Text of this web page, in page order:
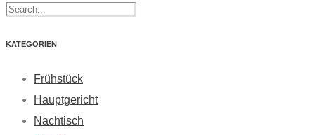
KATEGORIEN
Frühstück
Hauptgericht
Nachtisch